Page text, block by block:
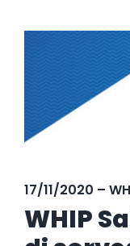
Ingrandisci
immagine
17/11/2020 –
WHIP